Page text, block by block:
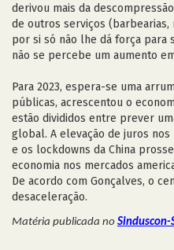
derivou mais da
de outros serviços
por si só não lhe dá força para
não se percebe um aumento
Para 2023, espera-se uma
públicas, acrescentou o
estão divididos entre prever
global. A elevação de juros nos
e os lockdowns da China
economia nos mercados
De acordo com Gonçalves, o
desaceleração.
Matéria publicada no Sinduscon-